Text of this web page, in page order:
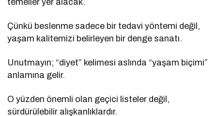
Çünkü beslenme sadece bir tedavi yöntemi değil,
yaşam kalitemizi belirleyen bir denge sanatı.
Unutmayın; “diyet” kelimesi aslında “yaşam biçimi”
anlamına gelir.
O yüzden önemli olan geçici listeler değil,
sürdürülebilir alışkanlıklardır.